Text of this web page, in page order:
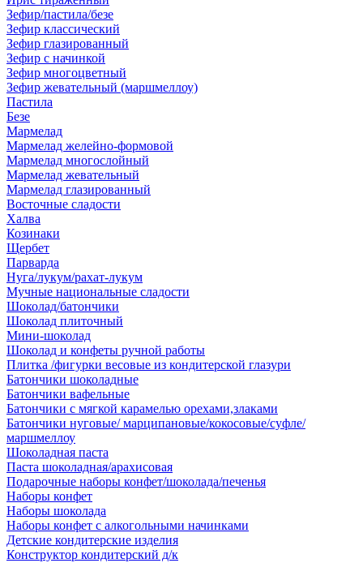
Зефир/пастила/безе
Зефир классический
Зефир глазированный
Зефир с начинкой
Зефир многоцветный
Зефир жевательный (маршмеллоу)
Пастила
Безе
Мармелад
Мармелад желейно-формовой
Мармелад многослойный
Мармелад жевательный
Мармелад глазированный
Восточные сладости
Халва
Козинаки
Щербет
Парварда
Нуга/лукум/рахат-лукум
Мучные национальные сладости
Шоколад/батончики
Шоколад плиточный
Мини-шоколад
Шоколад и конфеты ручной работы
Плитка /фигурки весовые из кондитерской глазури
Батончики шоколадные
Батончики вафельные
Батончики с мягкой карамелью орехами,злаками
Батончики нуговые/ марципановые/кокосовые/суфле/
маршмеллоу
Шоколадная паста
Паста шоколадная/арахисовая
Подарочные наборы конфет/шоколада/печенья
Наборы конфет
Наборы шоколада
Наборы конфет с алкогольными начинками
Детские кондитерские изделия
Конструктор кондитерский д/к